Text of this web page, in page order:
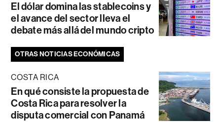
El dólar domina las stablecoins y
el avance del sector lleva el
debate más allá del mundo cripto
OTRAS NOTICIAS ECONÓMICAS
COSTA RICA
En qué consiste la propuesta de
Costa Rica para resolver la
disputa comercial con Panamá